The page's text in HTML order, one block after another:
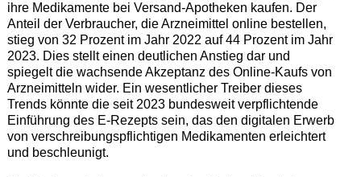
ihre Medikamente bei Versand-Apotheken kaufen. Der
Anteil der Verbraucher, die Arzneimittel online bestellen,
stieg von 32 Prozent im Jahr 2022 auf 44 Prozent im Jahr
2023. Dies stellt einen deutlichen Anstieg dar und
spiegelt die wachsende Akzeptanz des Online-Kaufs von
Arzneimitteln wider. Ein wesentlicher Treiber dieses
Trends könnte die seit 2023 bundesweit verpflichtende
Einführung des E-Rezepts sein, das den digitalen Erwerb
von verschreibungspflichtigen Medikamenten erleichtert
und beschleunigt.